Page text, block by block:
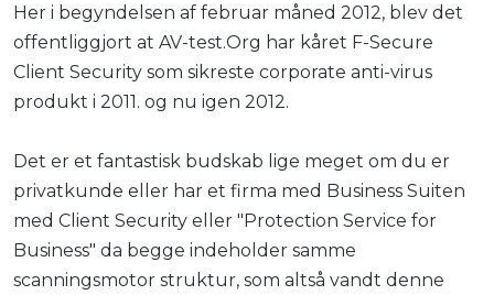
Her i begyndelsen af februar måned 2012, blev det
offentliggjort at AV-test.Org har kåret F-Secure
Client Security som sikreste corporate anti-virus
produkt i 2011. og nu igen 2012.
Det er et fantastisk budskab lige meget om du er
privatkunde eller har et firma med Business Suiten
med Client Security eller "Protection Service for
Business" da begge indeholder samme
scanningsmotor struktur, som altså vandt denne